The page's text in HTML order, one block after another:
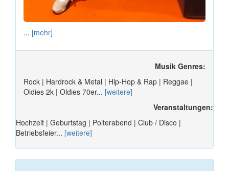
... [mehr]
Musik Genres:
Rock | Hardrock & Metal | Hip-Hop & Rap | Reggae |
Oldies 2k | Oldies 70er... [weitere]
Veranstaltungen:
Hochzeit | Geburtstag | Polterabend | Club / Disco |
Betriebsfeier... [weitere]